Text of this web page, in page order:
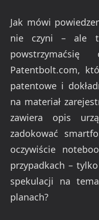
Jak mówi
nie czyni – ale
Patentbolt.com,
patentowe i
na materiał
zawiera opis
zadokować
oczywiście
przypadkach –
spekulacji na
planach?